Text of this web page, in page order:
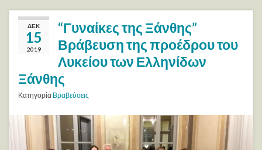
ΔΕΚ
15
2019
“Γυναίκες της Ξάνθης”
Βράβευση της προέδρου του
Λυκείου των Ελληνίδων
Ξάνθης
Κατηγορία Βραβεύσεις